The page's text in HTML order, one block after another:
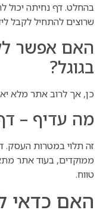
בהחלט. דף נחיתה יכול
שרוצים להתחיל לקבל
האם אפשר
בגוגל?
כן, אך לרוב אתר מלא
מה עדיף –
זה תלוי במטרות העסק.
ממוקדים, בעוד אתר
טווח.
האם כדאי